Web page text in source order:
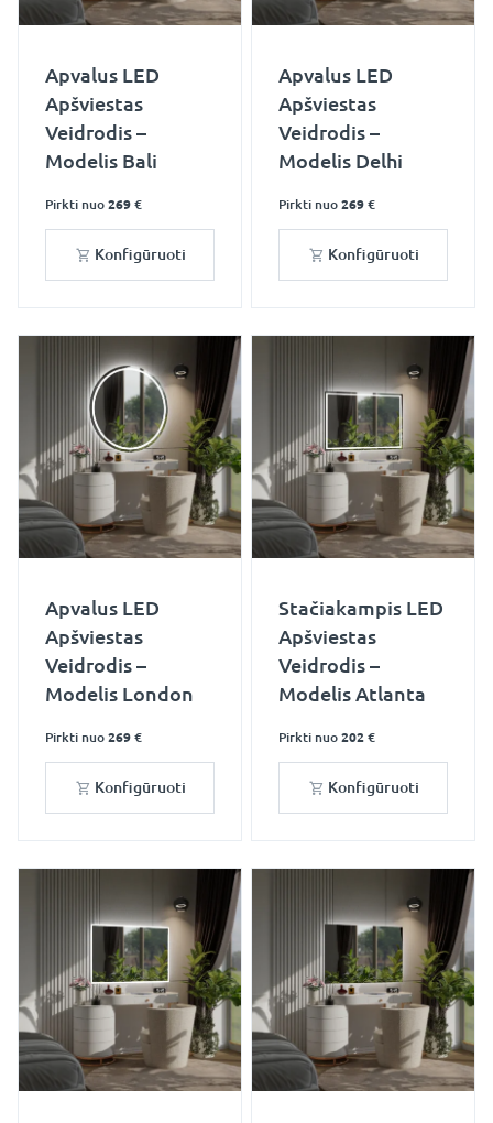
Apvalus LED
Apšviestas
Veidrodis –
Modelis Bali
Pirkti nuo 269 €
Konfigūruoti
Apvalus LED
Apšviestas
Veidrodis –
Modelis Delhi
Pirkti nuo 269 €
Konfigūruoti
Apvalus LED
Apšviestas
Veidrodis –
Modelis London
Pirkti nuo 269 €
Konfigūruoti
Stačiakampis LED
Apšviestas
Veidrodis –
Modelis Atlanta
Pirkti nuo 202 €
Konfigūruoti